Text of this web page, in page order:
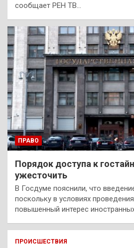
сообщает РЕН ТВ…
ПРАВО
Порядок доступа к
ужесточить
В Госдуме пояснили, что
поскольку в условиях
повышенный интерес
ПРОИСШЕСТВИЯ